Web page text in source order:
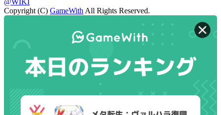
@WIKI
Copyright (C) GameWith All Rights Reserved.